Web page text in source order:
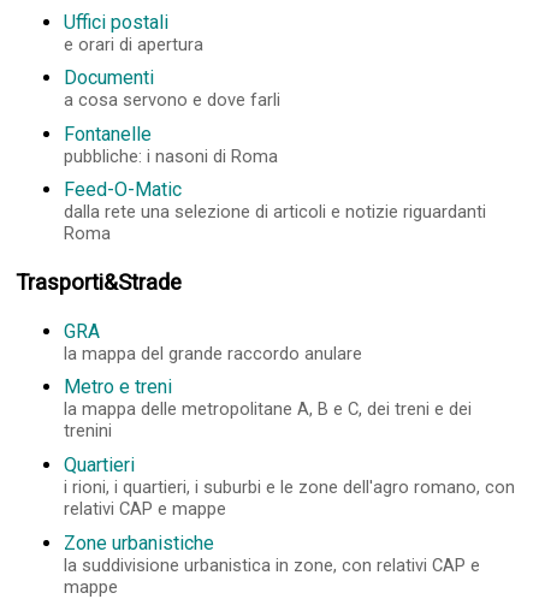
Uffici postali
e orari di apertura
Documenti
a cosa servono e dove farli
Fontanelle
pubbliche: i nasoni di Roma
Feed-O-Matic
dalla rete una selezione di articoli e notizie riguardanti
Roma
Trasporti&Strade
GRA
la mappa del grande raccordo anulare
Metro e treni
la mappa delle metropolitane A, B e C, dei treni e dei
trenini
Quartieri
i rioni, i quartieri, i suburbi e le zone dell'agro romano, con
relativi CAP e mappe
Zone urbanistiche
la suddivisione urbanistica in zone, con relativi CAP e
mappe